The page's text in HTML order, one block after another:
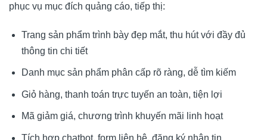
phục vụ mục đích quảng cáo, tiếp thị:
Trang sản phẩm trình bày đẹp mắt, thu hút với đầy đủ
thông tin chi tiết
Danh mục sản phẩm phân cấp rõ ràng, dễ tìm kiếm
Giỏ hàng, thanh toán trực tuyến an toàn, tiện lợi
Mã giảm giá, chương trình khuyến mãi linh hoạt
Tích hợp chatbot, form liên hệ, đăng ký nhận tin